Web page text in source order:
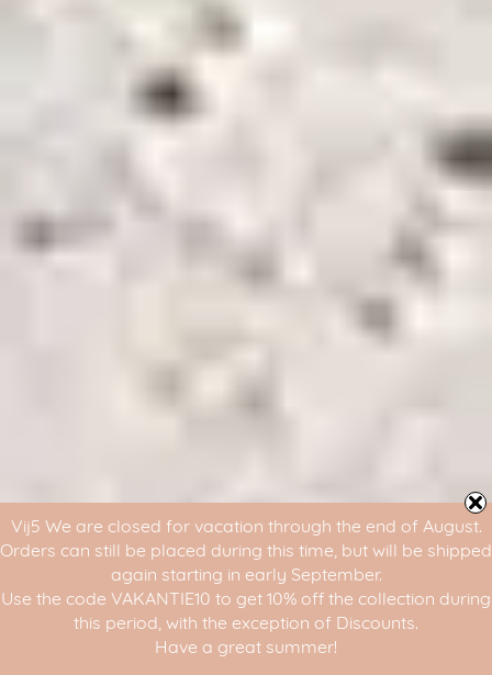
Vij5 We are closed for vacation through the end of August.
Orders can still be placed during this time, but will be shipped
again starting in early September.
Use the code VAKANTIE10 to get 10% off the collection during
this period, with the exception of Discounts.
Have a great summer!